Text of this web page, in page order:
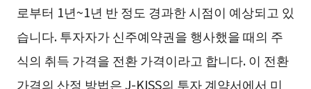
로부터 1년~1년 반 정도 경과한 시점이 예상되고 있
습니다. 투자자가 신주예약권을 행사했을 때의 주
식의 취득 가격을 전환 가격이라고 합니다. 이 전환
가격의 산정 방법은 J-KISS의 투자 계약서에서 미